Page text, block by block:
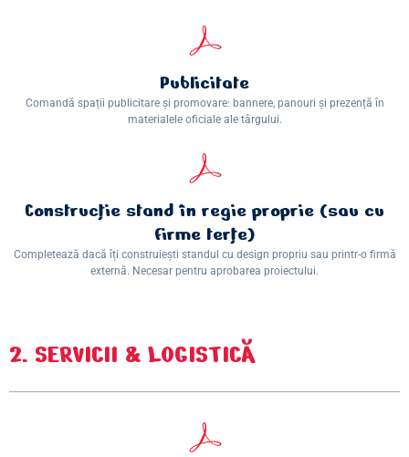
Publicitate
Comandă spații publicitare și promovare: bannere, panouri și prezență în
materialele oficiale ale târgului.
Construcţie stand în regie proprie (sau cu
firme terţe)
Completează dacă îți construiești standul cu design propriu sau printr-o firmă
externă. Necesar pentru aprobarea proiectului.
2. SERVICII & LOGISTICĂ